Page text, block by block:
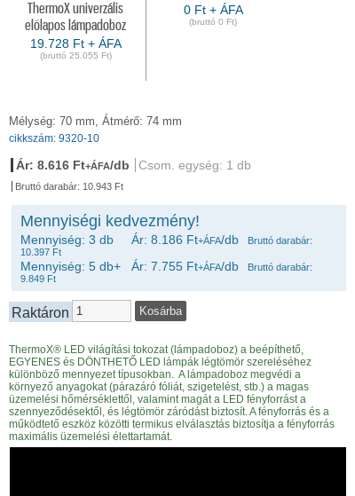
ThermoX univerzális
előlapos lámpadoboz
19.728 Ft + ÁFA
(bruttó 25.055 Ft)
0 Ft + ÁFA
(bruttó 0 Ft)
Mélység: 70 mm, Átmérő: 74 mm
cikkszám: 9320-10
Ár: 8.616 Ft+ÁFA/db Csom. egység: 1 db
Bruttó darabár: 10.943 Ft
Mennyiségi kedvezmény!
Mennyiség: 3 db Ár: 8.186 Ft+ÁFA/db
Bruttó darabár:
10.397 Ft
Mennyiség: 5 db+ Ár: 7.755 Ft+ÁFA/db
Bruttó darabár:
9.849 Ft
Raktáron
ThermoX® LED világítási tokozat (lámpadoboz) a beépíthető,
EGYENES és DÖNTHETŐ LED lámpák légtömör szereléséhez
különböző mennyezet típusokban. A lámpadoboz megvédi a
környező anyagokat (párazáró fóliát, szigetelést, stb.) a magas
üzemelési hőmérséklettől, valamint magát a LED fényforrást a
szennyeződésektől, és légtömör záródást biztosít. A fényforrás és a
működtető eszköz közötti termikus elválasztás biztosítja a fényforrás
maximális üzemelési élettartamát.